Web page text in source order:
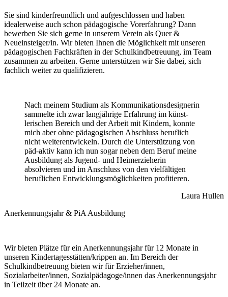
Sie sind kinderfreundlich und aufgeschlossen und haben
idealerweise auch schon pädagogische Vorerfahrung? Dann
bewerben Sie sich gerne in unserem Verein als Quer &
Neueinsteiger/in. Wir bieten Ihnen die Möglich­keit mit unseren
pädagogischen Fach­kräften in der Schulkindbetreuung, im Team
zusammen zu arbeiten. Gerne unter­stützen wir Sie dabei, sich
fachlich wei­ter zu qualifizieren.
Nach meinem Studium als Kommunikations­designerin
sammelte ich zwar langjährige Erfahrung im künst­
lerischen Bereich und der Arbeit mit Kin­dern, konnte
mich aber ohne pädagogischen Ab­schluss beruf­lich
nicht weiter­entwickeln. Durch die Unter­stützung von
päd-aktiv kann ich nun sogar neben dem Beruf meine
Aus­bildung als Jugend- und Heim­erzieherin
absolvieren und im Anschluss von den viel­fältigen
beruflichen Entwicklungs­möglichkeiten profitieren.
Laura Hullen
Anerkennungsjahr & PiA Ausbildung
Wir bieten Plätze für ein Anerkennungsjahr für 12 Monate in
unseren Kindertagesstätten/krippen an. Im Bereich der
Schulkindbetreuung bieten wir für Erzieher/innen,
Sozialarbeiter/innen, Sozialpädagoge/innen das Anerkennungsjahr
in Teilzeit über 24 Monate an.